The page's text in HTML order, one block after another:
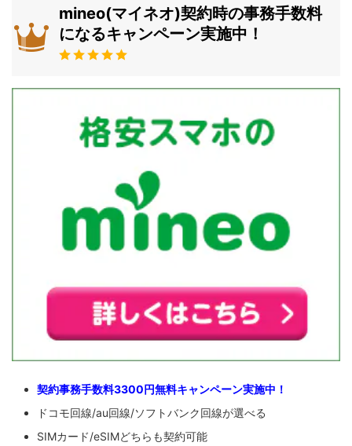
mineo(マイネオ)契約時の事務手数料
になるキャンペーン実施中！
契約事務手数料3300円無料キャンペーン実施中！
ドコモ回線/au回線/ソフトバンク回線が選べる
SIMカード/eSIMどちらも契約可能